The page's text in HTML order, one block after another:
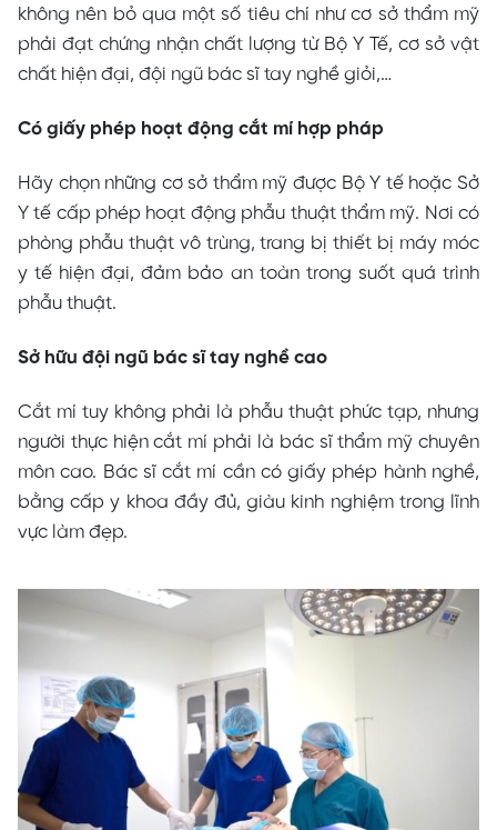
không nên bỏ qua một số tiêu chí như cơ sở thẩm mỹ
phải đạt chứng nhận chất lượng từ Bộ Y Tế, cơ sở vật
chất hiện đại, đội ngũ bác sĩ tay nghề giỏi,…
Có giấy phép hoạt động cắt mí hợp pháp
Hãy chọn những cơ sở thẩm mỹ được Bộ Y tế hoặc Sở
Y tế cấp phép hoạt động phẫu thuật thẩm mỹ. Nơi có
phòng phẫu thuật vô trùng, trang bị thiết bị máy móc
y tế hiện đại, đảm bảo an toàn trong suốt quá trình
phẫu thuật.
Sở hữu đội ngũ bác sĩ tay nghề cao
Cắt mí tuy không phải là phẫu thuật phức tạp, nhưng
người thực hiện cắt mí phải là bác sĩ thẩm mỹ chuyên
môn cao. Bác sĩ cắt mí cần có giấy phép hành nghề,
bằng cấp y khoa đầy đủ, giàu kinh nghiệm trong lĩnh
vực làm đẹp.